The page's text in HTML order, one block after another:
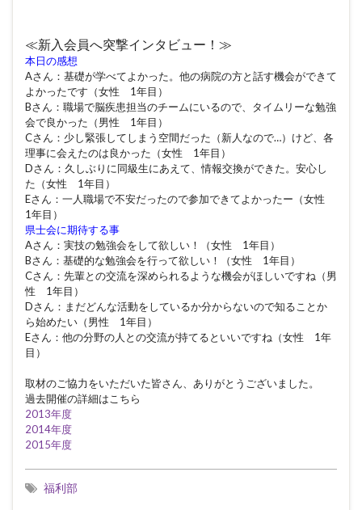
≪新入会員へ突撃インタビュー！≫
本日の感想
Aさん：基礎が学べてよかった。他の病院の方と話す機会ができて
よかったです（女性 1年目）
Bさん：職場で脳疾患担当のチームにいるので、タイムリーな勉強
会で良かった（男性 1年目）
Cさん：少し緊張してしまう空間だった（新人なので…）けど、各
理事に会えたのは良かった（女性 1年目）
Dさん：久しぶりに同級生にあえて、情報交換ができた。安心し
た（女性 1年目）
Eさん：一人職場で不安だったので参加できてよかったー（女性
1年目）
県士会に期待する事
Aさん：実技の勉強会をして欲しい！（女性 1年目）
Bさん：基礎的な勉強会を行って欲しい！（女性 1年目）
Cさん：先輩との交流を深められるような機会がほしいですね（男
性 1年目）
Dさん：まだどんな活動をしているか分からないので知ることか
ら始めたい（男性 1年目）
Eさん：他の分野の人との交流が持てるといいですね（女性 1年
目）
取材のご協力をいただいた皆さん、ありがとうございました。
過去開催の詳細はこちら
2013年度
2014年度
2015年度
福利部